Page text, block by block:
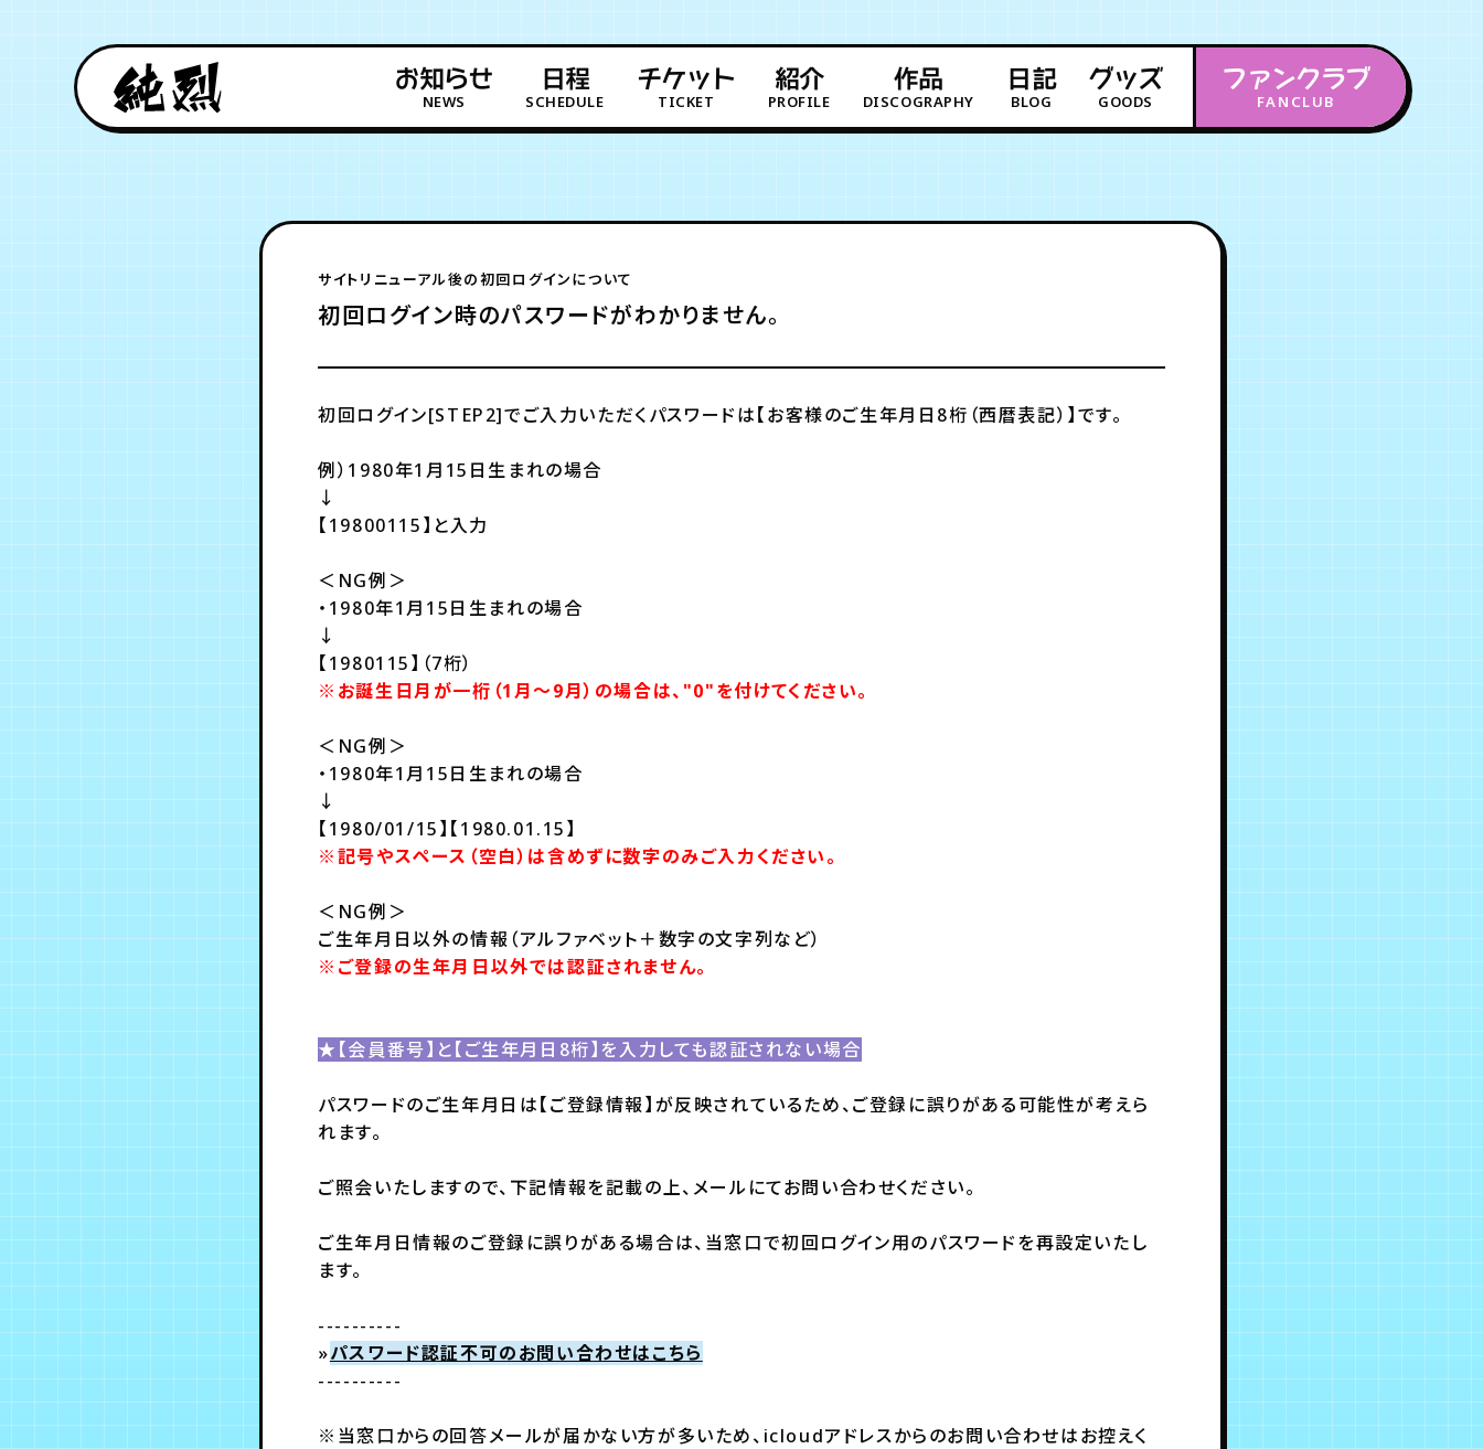
お知らせ
NEWS
日程
SCHEDULE
チケット
TICKET
紹介
PROFILE
作品
DISCOGRAPHY
日記
BLOG
グッズ
GOODS
ファンクラブ
FANCLUB
サイトリニューアル後の初回ログインについて
初回ログイン時のパスワードがわかりません。
初回ログイン[STEP2]でご入力いただくパスワードは【お客様のご生年月日8桁（西暦表記）】です。
例）1980年1月15日生まれの場合
↓
【19800115】と入力
＜NG例＞
・1980年1月15日生まれの場合
↓
【1980115】（7桁）
※お誕生日月が一桁（1月～9月）の場合は、"0"を付けてください。
＜NG例＞
・1980年1月15日生まれの場合
↓
【1980/01/15】【1980.01.15】
※記号やスペース（空白）は含めずに数字のみご入力ください。
＜NG例＞
ご生年月日以外の情報（アルファベット＋数字の文字列など）
※ご登録の生年月日以外では認証されません。
★【会員番号】と【ご生年月日8桁】を入力しても認証されない場合
パスワードのご生年月日は【ご登録情報】が反映されているため、ご登録に誤りがある可能性が考えら
れます。
ご照会いたしますので、下記情報を記載の上、メールにてお問い合わせください。
ご生年月日情報のご登録に誤りがある場合は、当窓口で初回ログイン用のパスワードを再設定いたし
ます。
----------
»パスワード認証不可のお問い合わせはこちら
----------
※当窓口からの回答メールが届かない方が多いため、icloudアドレスからのお問い合わせはお控えく